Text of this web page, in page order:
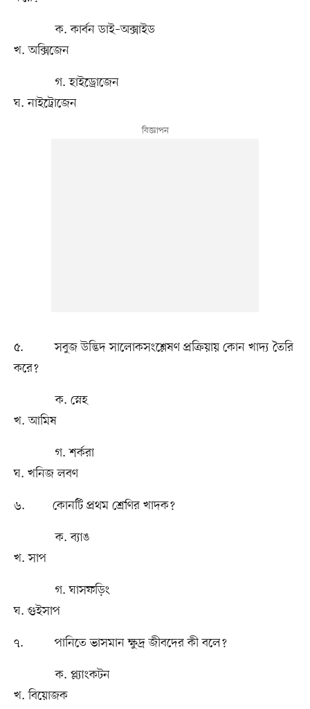
ক. কার্বন ডাই–অক্সাইড
খ. অক্সিজেন
গ. হাইড্রোজেন
ঘ. নাইট্রোজেন
৫. সবুজ উদ্ভিদ সালোকসংশ্লেষণ প্রক্রিয়ায় কোন খাদ্য তৈরি
করে?
ক. স্নেহ
খ. আমিষ
গ. শর্করা
ঘ. খনিজ লবণ
৬. কোনটি প্রথম শ্রেণির খাদক?
ক. ব্যাঙ
খ. সাপ
গ. ঘাসফড়িং
ঘ. গুইসাপ
৭. পানিতে ভাসমান ক্ষুদ্র জীবদের কী বলে?
ক. প্ল্যাংকটন
খ. বিয়োজক